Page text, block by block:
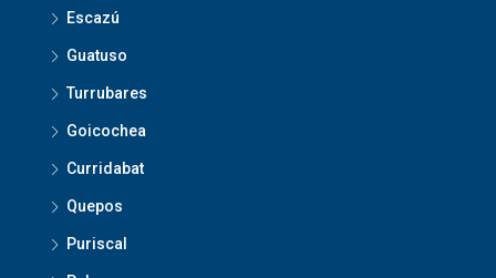
Escazú
Guatuso
Turrubares
Goicochea
Curridabat
Quepos
Puriscal